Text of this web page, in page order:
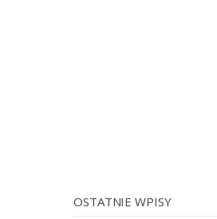
OSTATNIE WPISY